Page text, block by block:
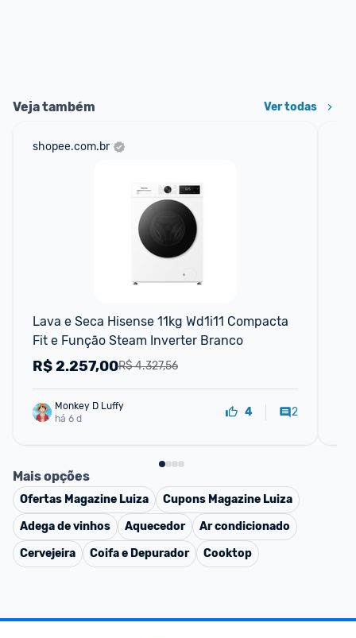
Veja também Ver todas
shopee.com.br
Lava e Seca Hisense 11kg Wd1i11 Compacta
Fit e Função Steam Inverter Branco
R$ 4.327,56
R$2.257,00
Monkey D Luffy
há 6 d
4 2
Mais opções
Ofertas Magazine Luiza Cupons Magazine Luiza
Adega de vinhos
Aquecedor
Ar condicionado
Cervejeira
Coifa e Depurador Cooktop